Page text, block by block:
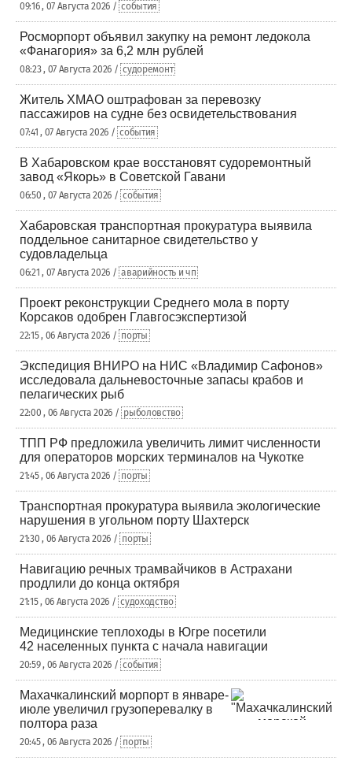
09:16 , 07 Августа 2026 / события
Росморпорт объявил закупку на ремонт ледокола
«Фанагория» за 6,2 млн рублей
08:23 , 07 Августа 2026 / судоремонт
Житель ХМАО оштрафован за перевозку
пассажиров на судне без освидетельствования
07:41 , 07 Августа 2026 / события
В Хабаровском крае восстановят судоремонтный
завод «Якорь» в Советской Гавани
06:50 , 07 Августа 2026 / события
Хабаровская транспортная прокуратура выявила
поддельное санитарное свидетельство у
судовладельца
06:21 , 07 Августа 2026 / аварийность и чп
Проект реконструкции Среднего мола в порту
Корсаков одобрен Главгосэкспертизой
22:15 , 06 Августа 2026 / порты
Экспедиция ВНИРО на НИС «Владимир Сафонов»
исследовала дальневосточные запасы крабов и
пелагических рыб
22:00 , 06 Августа 2026 / рыболовство
ТПП РФ предложила увеличить лимит численности
для операторов морских терминалов на Чукотке
21:45 , 06 Августа 2026 / порты
Транспортная прокуратура выявила экологические
нарушения в угольном порту Шахтерск
21:30 , 06 Августа 2026 / порты
Навигацию речных трамвайчиков в Астрахани
продлили до конца октября
21:15 , 06 Августа 2026 / судоходство
Медицинские теплоходы в Югре посетили
42 населенных пункта с начала навигации
20:59 , 06 Августа 2026 / события
Махачкалинский морпорт в январе-
июле увеличил грузоперевалку в
полтора раза
20:45 , 06 Августа 2026 / порты